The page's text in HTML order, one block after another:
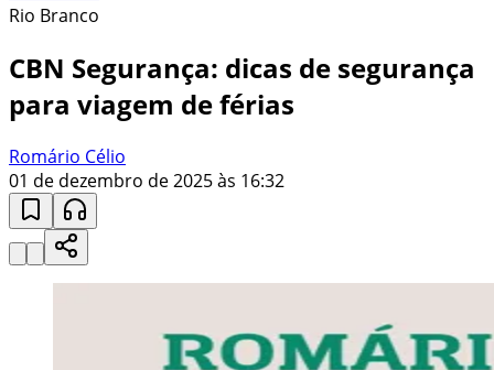
Rio Branco
CBN Segurança: dicas de segurança
para viagem de férias
Romário Célio
01 de dezembro de 2025 às 16:32